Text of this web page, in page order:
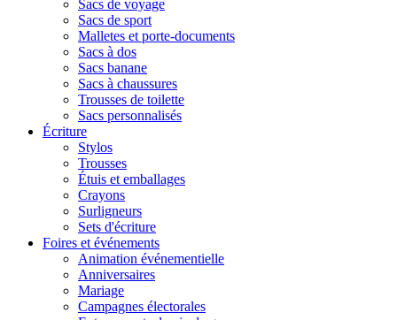
Sacs de voyage
Sacs de sport
Malletes et porte-documents
Sacs à dos
Sacs banane
Sacs à chaussures
Trousses de toilette
Sacs personnalisés
Écriture
Stylos
Trousses
Étuis et emballages
Crayons
Surligneurs
Sets d'écriture
Foires et événements
Animation événementielle
Anniversaires
Mariage
Campagnes électorales